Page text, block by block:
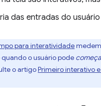
das entradas do
para interatividade
o usuário pode
o artigoPrimeiro interativo